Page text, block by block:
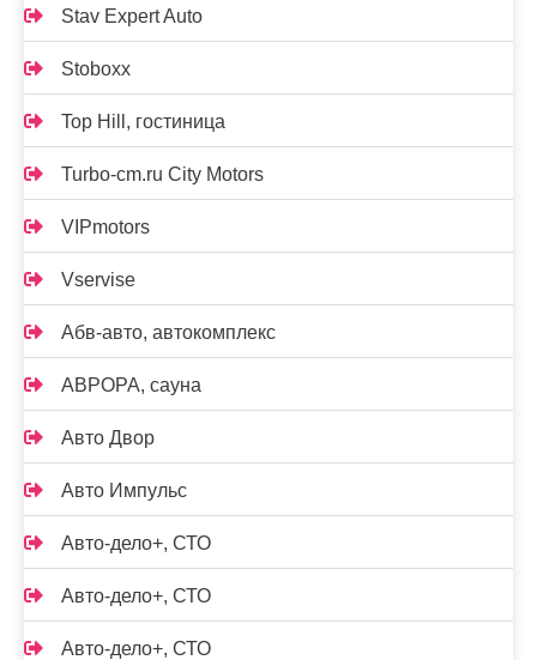
Stav Expert Auto
Stoboxx
Top Hill, гостиница
Turbo-cm.ru City Motors
VIPmotors
Vservise
Абв-авто, автокомплекс
АВРОРА, сауна
Авто Двор
Авто Импульс
Авто-дело+, СТО
Авто-дело+, СТО
Авто-дело+, СТО